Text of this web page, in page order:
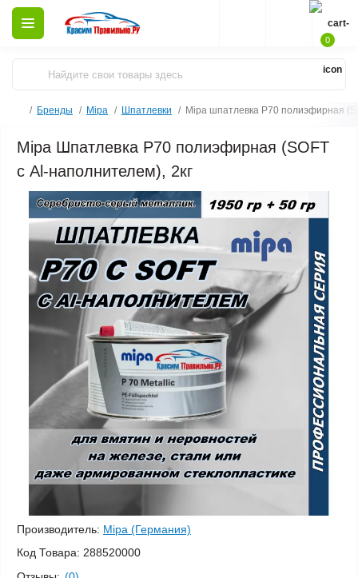
0
Бренды Mipa Шпатлевки Mipa шпатлевка Р70 полиэфирная
Mipa Шпатлевка Р70 полиэфирная (SOFT
с Al-наполнителем), 2кг
Производитель: Mipa (Германия)
Код Товара: 288520000